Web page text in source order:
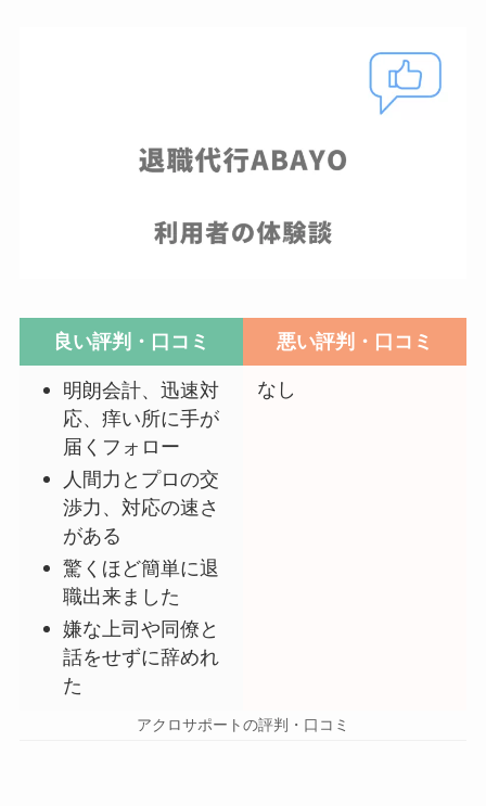
良い評判・口コミ 悪い評判・口コミ
明朗会計、迅速対
応、痒い所に手が
届くフォロー
人間力とプロの交
渉力、対応の速さ
がある
驚くほど簡単に退
職出来ました
嫌な上司や同僚と
話をせずに辞めれ
た
なし
アクロサポートの評判・口コミ